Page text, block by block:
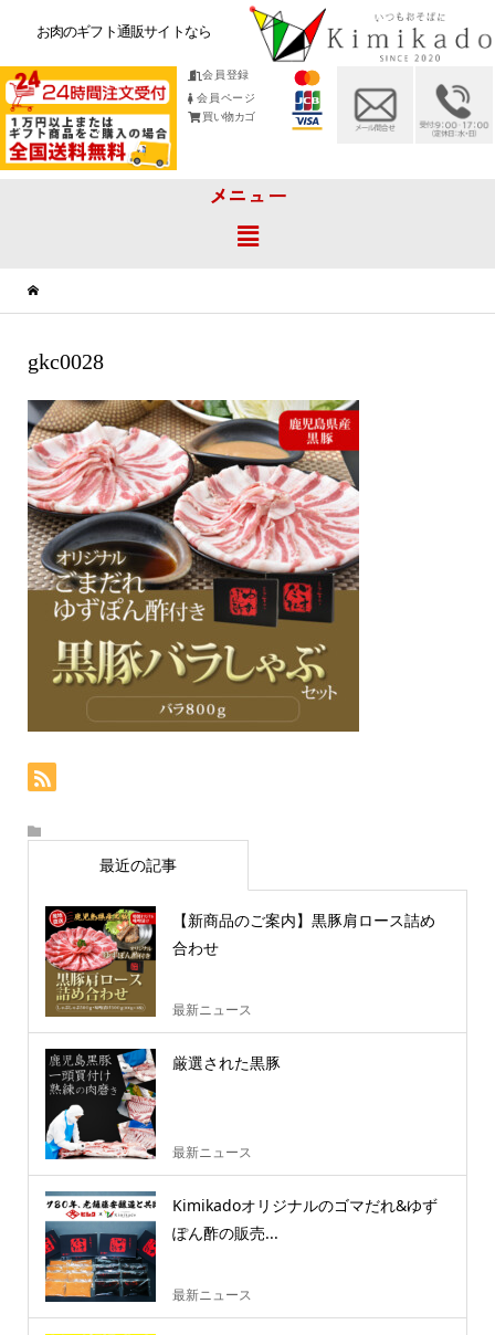
お肉のギフト通販サイトなら
会員登録
会員ページ
買い物カゴ
メニュー
gkc0028
最近の記事
【新商品のご案内】黒豚肩ロース詰め
合わせ
最新ニュース
厳選された黒豚
最新ニュース
Kimikadoオリジナルのゴマだれ&ゆず
ぽん酢の販売...
最新ニュース